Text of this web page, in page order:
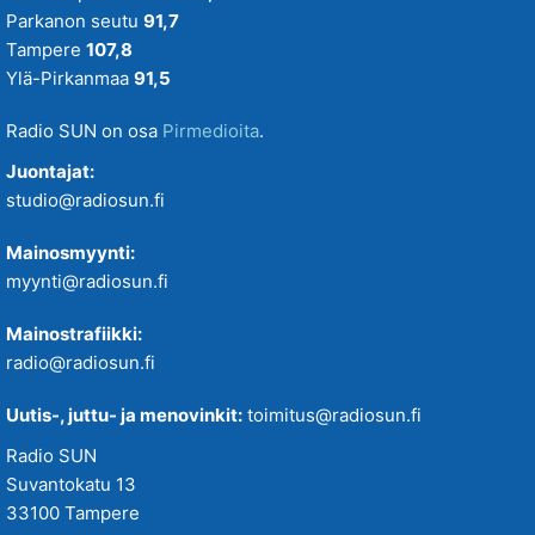
Parkanon seutu 91,7
Tampere 107,8
Ylä-Pirkanmaa 91,5
Radio SUN on osa Pirmedioita.
Juontajat:
studio@radiosun.fi
Mainosmyynti:
myynti@radiosun.fi
Mainostrafiikki:
radio@radiosun.fi
Uutis-, juttu- ja menovinkit: toimitus@radiosun.fi
Radio SUN
Suvantokatu 13
33100 Tampere